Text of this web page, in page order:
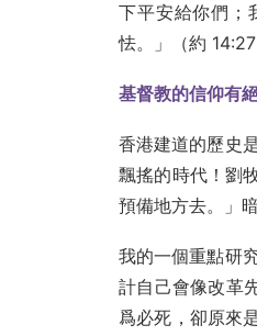
下平安給你們；
怯。」（約 14:27
基督教的信仰有
香港建道的歷史
飄搖的時代！劉
預備地方去。」
我的一個重點研
計自己會像改革
爲必死，卻原來